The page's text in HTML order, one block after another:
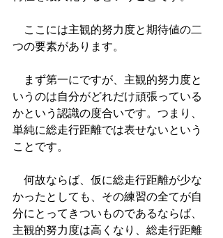
ここには主観的努力度と期待値の二
つの要素があります。
まず第一にですが、主観的努力度と
いうのは自分がどれだけ頑張っている
かという認識の度合いです。つまり、
単純に総走行距離では表せないという
ことです。
何故ならば、仮に総走行距離が少な
かったとしても、その練習の全てが自
分にとってきついものであるならば、
主観的努力度は高くなり、総走行距離